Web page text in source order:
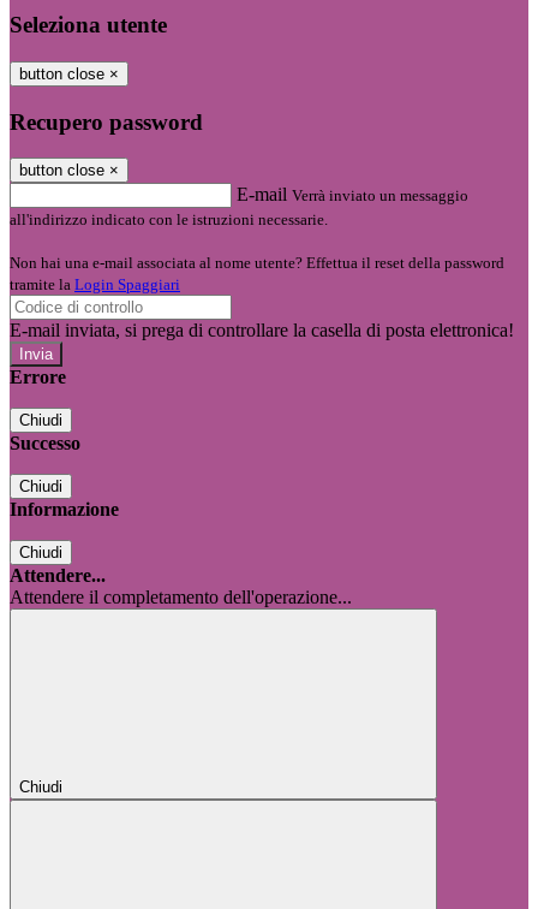
Seleziona utente
button close ×
Recupero password
button close ×
E-mail Verrà inviato un messaggio
all'indirizzo indicato con le istruzioni necessarie.
Non hai una e-mail associata al nome utente? Effettua il reset della password
tramite la Login Spaggiari
E-mail inviata, si prega di controllare la casella di posta elettronica!
Errore
Chiudi
Successo
Chiudi
Informazione
Chiudi
Attendere...
Attendere il completamento dell'operazione...
Chiudi